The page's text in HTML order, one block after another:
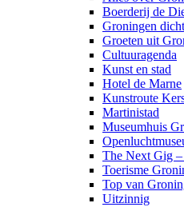
Boerderij de
Groningen
Groeten uit
Cultuuragenda
Kunst en stad
Hotel de Marne
Kunstroute
Martinistad
Museumhuis
The Next Gig
Toerisme
Top van
Uitzinnig